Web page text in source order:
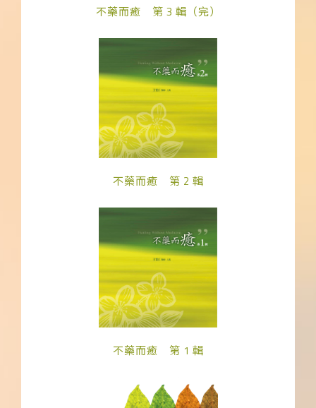
不藥而癒 第 3 輯（完）
不藥而癒 第 2 輯
不藥而癒 第 1 輯